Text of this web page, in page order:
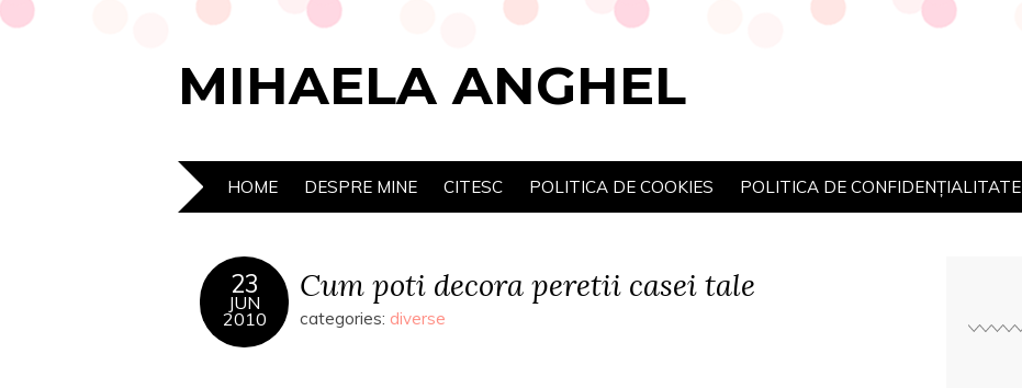
MIHAELA ANGHEL
HOME DESPRE MINE CITESC POLITICA DE COOKIES POLITICA DE CONFIDENȚIALITATE
23
JUN
2010
Cum poti decora peretii casei tale
categories: diverse